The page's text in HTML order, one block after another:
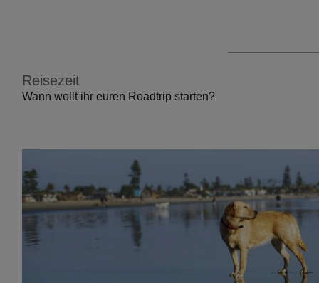
Reisezeit
Wann wollt ihr euren Roadtrip starten?